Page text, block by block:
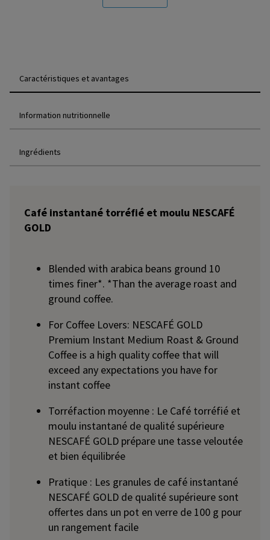
Caractéristiques et avantages
Information nutritionnelle
Ingrédients
Café instantané torréfié et moulu NESCAFÉ
GOLD
Blended with arabica beans ground 10
times finer*. *Than the average roast and
ground coffee.
For Coffee Lovers: NESCAFÉ GOLD
Premium Instant Medium Roast & Ground
Coffee is a high quality coffee that will
exceed any expectations you have for
instant coffee
Torréfaction moyenne : Le Café torréfié et
moulu instantané de qualité supérieure
NESCAFÉ GOLD prépare une tasse veloutée
et bien équilibrée
Pratique : Les granules de café instantané
NESCAFÉ GOLD de qualité supérieure sont
offertes dans un pot en verre de 100 g pour
un rangement facile